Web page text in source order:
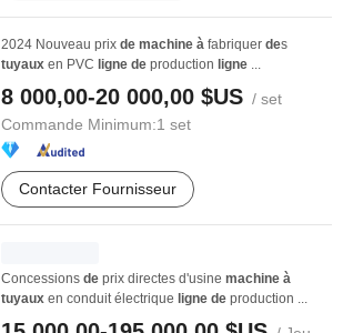
2024 Nouveau prix de machine à fabriquer des
tuyaux en PVC ligne de production ligne ...
8 000,00-20 000,00 $US / set
Commande Minimum:1 set
Contacter Fournisseur
Concessions de prix directes d'usine machine à
tuyaux en conduit électrique ligne de production ...